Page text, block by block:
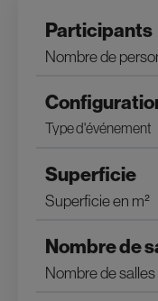
Participants
Superficie
Nombre de